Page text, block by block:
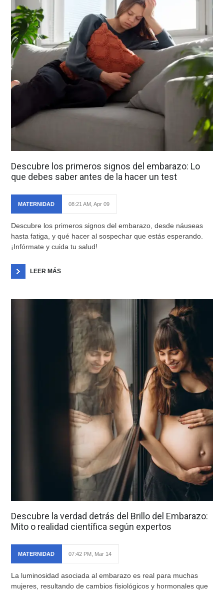
Descubre los primeros signos del embarazo: Lo
que debes saber antes de la hacer un test
MATERNIDAD 08:21 AM, Apr 09
Descubre los primeros signos del embarazo, desde náuseas
hasta fatiga, y qué hacer al sospechar que estás esperando.
¡Infórmate y cuida tu salud!
LEER MÁS
Descubre la verdad detrás del Brillo del Embarazo:
Mito o realidad científica según expertos
MATERNIDAD 07:42 PM, Mar 14
La luminosidad asociada al embarazo es real para muchas
mujeres, resultando de cambios fisiológicos y hormonales que